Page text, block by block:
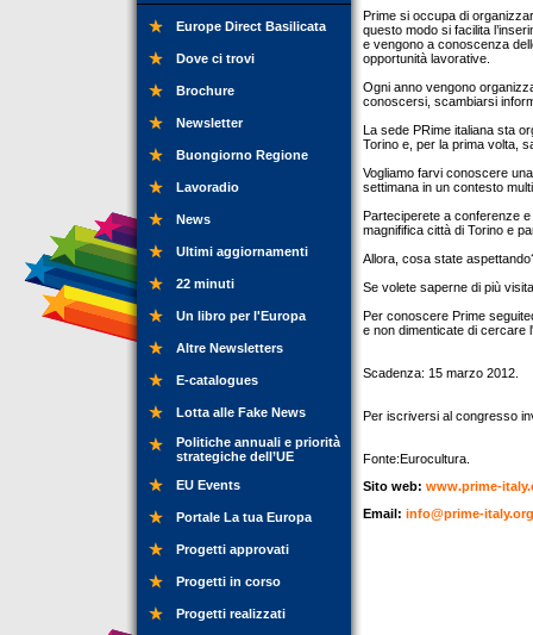
Europe Direct Basilicata
Dove ci trovi
Brochure
Newsletter
Buongiorno Regione
Lavoradio
News
Ultimi aggiornamenti
22 minuti
Un libro per l'Europa
Altre Newsletters
E-catalogues
Lotta alle Fake News
Politiche annuali e priorità
strategiche dell’UE
EU Events
Portale La tua Europa
Progetti approvati
Progetti in corso
Progetti realizzati
Prime si occupa di
questo modo si facilita
e vengono a conoscenza
opportunità lavorative.
Ogni anno vengono
conoscersi, scambiarsi
La sede PRime italiana sta
Torino e, per la prima volta,
Vogliamo farvi conoscere
settimana in un contesto
Parteciperete a conferenze
magnififica città di Torino e
Allora, cosa state
Se volete saperne di più
Per conoscere Prime
e non dimenticate di cercare
Scadenza: 15 marzo 2012.
Per iscriversi al congresso
Fonte:Eurocultura.
Sito web: www.prime-
Email: info@prime-italy.org